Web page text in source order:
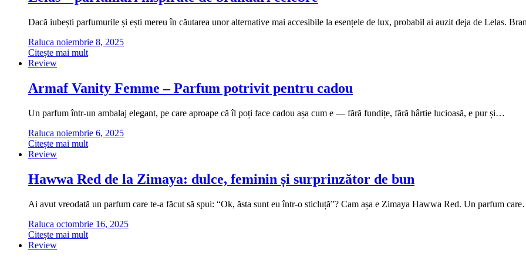
Dacă iubești parfumurile și ești mereu în căutarea unor alternative mai accesibile la esențele de lux, probabil ai auzit deja de Lelas.
Raluca noiembrie 8, 2025
Citește mai mult
Review
Armaf Vanity Femme – Parfum potrivit pentru cadou
Un parfum într-un ambalaj elegant, pe care aproape că îl poți face cadou așa cum e — fără fundițe, fără hârtie lucioasă, e pur și…
Raluca noiembrie 6, 2025
Citește mai mult
Review
Hawwa Red de la Zimaya: dulce, feminin și surprinzător de bun
Ai avut vreodată un parfum care te-a făcut să spui: “Ok, ăsta sunt eu într-o sticluță”? Cam așa e Zimaya Hawwa Red. Un parfum
Raluca octombrie 16, 2025
Citește mai mult
Review